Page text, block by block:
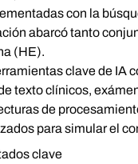
con la
abarcó tanto
(HE).
clave de IA
texto clínicos,
de
para simular el
clave